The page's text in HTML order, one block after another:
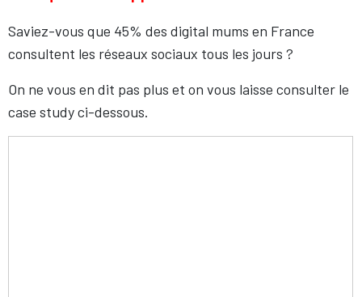
Saviez-vous que 45% des digital mums en France
consultent les réseaux sociaux tous les jours ?
On ne vous en dit pas plus et on vous laisse consulter le
case study ci-dessous.